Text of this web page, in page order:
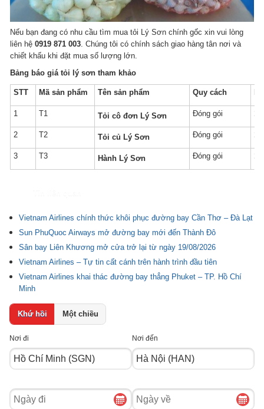
Nếu bạn đang có nhu cầu tìm mua tỏi Lý Sơn chính gốc xin vui lòng
liên hệ0919 871 003. Chúng tôi có chính sách giao hàng tân nơi và
chiết khấu khi đặt mua số lượng lớn.
Bảng báo giá tỏi lý sơn tham khảo
STT Mã sản phẩm Tên sản phẩm Quy cách
1 T1 Tỏi cô đơn Lý Sơn Đóng gói 1
2 T2 Tỏi củ Lý Sơn Đóng gói 1
3 T3 Hành Lý Sơn Đóng gói 1
Vietnam Airlines chính thức khôi phục đường bay Cần Thơ – Đà Lạt
Sun PhuQuoc Airways mở đường bay mới đến Thành Đô
Sân bay Liên Khương mở cửa trở lại từ ngày 19/08/2026
Vietnam Airlines – Tự tin cất cánh trên hành trình đầu tiên
Vietnam Airlines khai thác đường bay thẳng Phuket – TP. Hồ Chí
Minh
Khứ hồi Một chiều
Nơi đi Nơi đến
Ngày
đi
Ngày
về